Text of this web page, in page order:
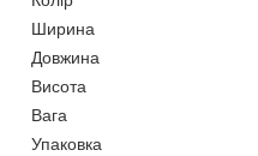
Ширина
Довжина
Висота
Вага
Упаковка